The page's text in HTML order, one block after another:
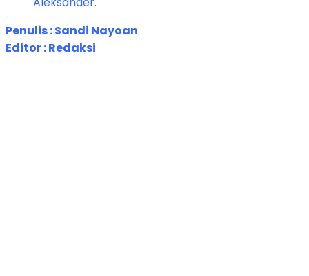
Penulis : Sandi Nayoan
Editor : Redaksi